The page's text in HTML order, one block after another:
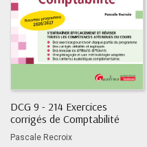
DCG 9 - 214 Exercices
corrigés de Comptabilité
Pascale Recroix